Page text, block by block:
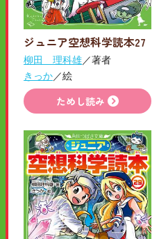
ジュニア空想科学読本27
柳田 理科雄／著者
きっか／絵
ためし読み